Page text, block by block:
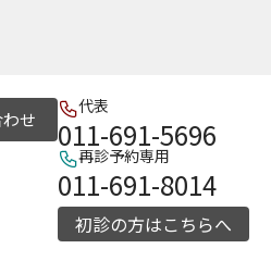
せ
代表
011-691-5696
再診予約専用
011-691-8014
初診の方はこちらへ